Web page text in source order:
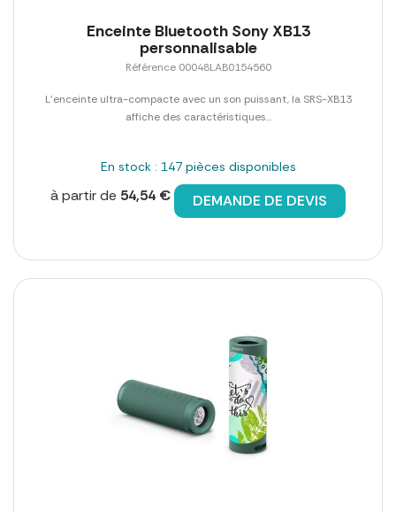
Enceinte Bluetooth Sony XB13
personnalisable
Référence 00048LAB0154560
L'enceinte ultra-compacte avec un son puissant, la SRS-XB13
affiche des caractéristiques...
En stock : 147 pièces disponibles
à partir de 54,54 € DEMANDE DE DEVIS